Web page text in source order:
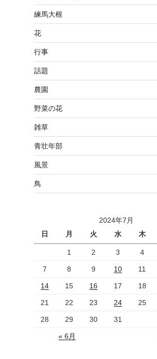
練馬大根
花
行事
話題
農園
野菜の花
雑草
青壮年部
風景
鳥
2024年7月
日
月 火 水 木
1 2 3 4
7 8 9 10 11
14 15 16 17 18
21 22 23 24 25
28 29 30 31
« 6月